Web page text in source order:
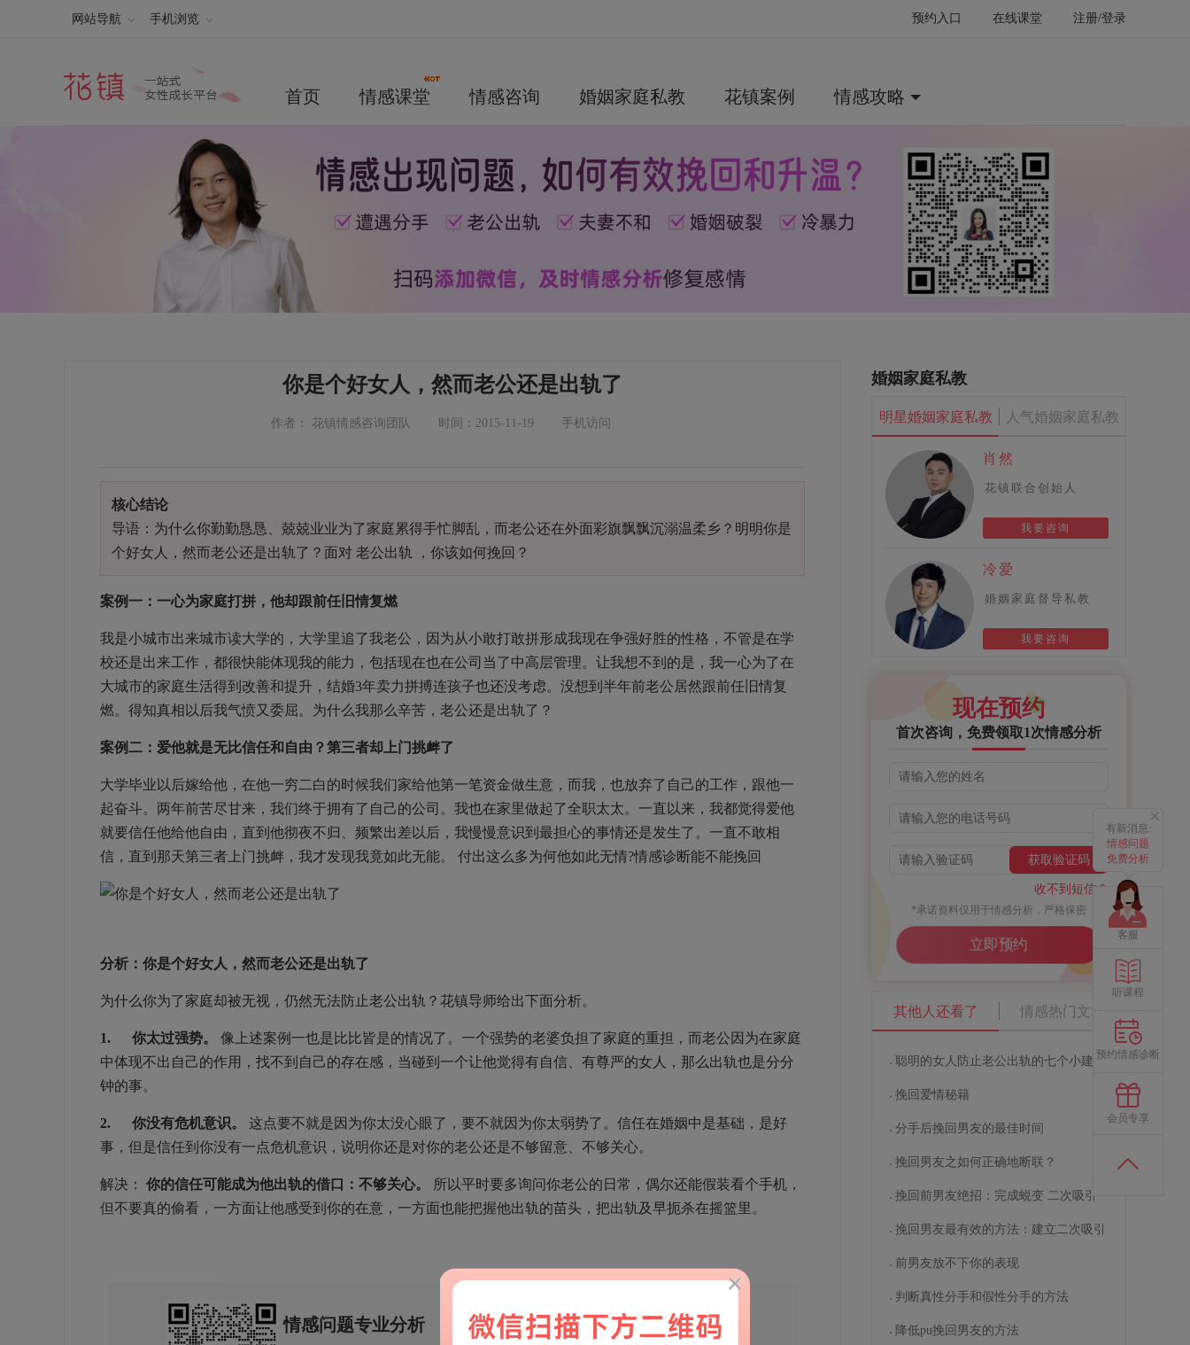
预约入口 在线课堂 注册/登录
网站导航 手机浏览
首页 情感课堂 情感咨询 婚姻家庭私教 花镇案例 情感攻略
你是个好女人，然而老公还是出轨了
作者： 花镇情感咨询团队 时间：2015-11-19 手机访问
核心结论
导语：为什么你勤勤恳恳、兢兢业业为了家庭累得手忙脚乱，而老公还在外面彩旗飘飘沉溺温柔乡？明明你是
个好女人，然而老公还是出轨了？面对 老公出轨 ，你该如何挽回？
案例一：一心为家庭打拼，他却跟前任旧情复燃
我是小城市出来城市读大学的，大学里追了我老公，因为从小敢打敢拼形成我现在争强好胜的性格，不管是在学
校还是出来工作，都很快能体现我的能力，包括现在也在公司当了中高层管理。让我想不到的是，我一心为了在
大城市的家庭生活得到改善和提升，结婚3年卖力拼搏连孩子也还没考虑。没想到半年前老公居然跟前任旧情复
燃。得知真相以后我气愤又委屈。为什么我那么辛苦，老公还是出轨了？
案例二：爱他就是无比信任和自由？第三者却上门挑衅了
大学毕业以后嫁给他，在他一穷二白的时候我们家给他第一笔资金做生意，而我，也放弃了自己的工作，跟他一
起奋斗。两年前苦尽甘来，我们终于拥有了自己的公司。我也在家里做起了全职太太。一直以来，我都觉得爱他
就要信任他给他自由，直到他彻夜不归、频繁出差以后，我慢慢意识到最担心的事情还是发生了。一直不敢相
信，直到那天第三者上门挑衅，我才发现我竟如此无能。 付出这么多为何他如此无情?情感诊断能不能挽回
分析：你是个好女人，然而老公还是出轨了
为什么你为了家庭却被无视，仍然无法防止老公出轨？花镇导师给出下面分析。
1. 你太过强势。 像上述案例一也是比比皆是的情况了。一个强势的老婆负担了家庭的重担，而老公因为在家庭
中体现不出自己的作用，找不到自己的存在感，当碰到一个让他觉得有自信、有尊严的女人，那么出轨也是分分
钟的事。
2. 你没有危机意识。 这点要不就是因为你太没心眼了，要不就因为你太弱势了。信任在婚姻中是基础，是好
事，但是信任到你没有一点危机意识，说明你还是对你的老公还是不够留意、不够关心。
解决： 你的信任可能成为他出轨的借口：不够关心。
所以平时要多询问你老公的日常，偶尔还能假装看个手机，
但不要真的偷看，一方面让他感受到你的在意，一方面也能把握他出轨的苗头，把出轨及早扼杀在摇篮里。
情感问题专业分析 移动端官网
婚姻家庭私教
明星婚姻家庭私教 人气婚姻家庭私教
肖然
花镇联合创始人
我要咨询
冷爱
婚姻家庭督导私教
我要咨询
现在预约
首次咨询，免费领取1次情感分析
获取验证码
收不到短信？
*承诺资料仅用于情感分析，严格保密
立即预约
其他人还看了 情感热门文章
聪明的女人防止老公出轨的七个小建议
挽回爱情秘籍
分手后挽回男友的最佳时间
挽回男友之如何正确地断联？
挽回前男友绝招：完成蜕变 二次吸引
挽回男友最有效的方法：建立二次吸引
前男友放不下你的表现
判断真性分手和假性分手的方法
降低pu挽回男友的方法
有新消息:
情感问题
免费分析
客服
听课程
预约情感诊断
会员专享